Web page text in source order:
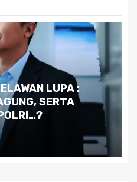
Krisis:
Alam dan
Kreatif